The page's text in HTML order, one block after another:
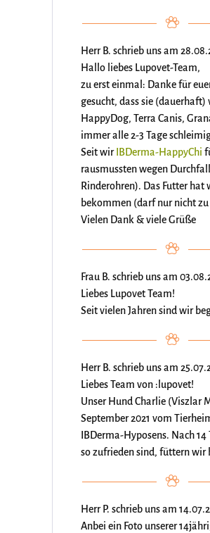
Herr B. schrieb uns am
Hallo liebes Lupovet-Team,
zu erst einmal: Danke für
gesucht, dass sie
HappyDog, Terra Canis,
immer alle 2-3 Tage
Seit wirIBDerma-HappyChi
rausmussten wegen
Rinderohren). Das Futter
bekommen (darf nur nicht
Vielen Dank & viele Grüße
Frau B. schrieb uns am
Liebes Lupovet Team!
Seit vielen Jahren sind wir
Herr B. schrieb uns am
Liebes Team von :lupovet!
Unser Hund Charlie (Viszlar
September 2021 vom
IBDerma-Hyposens. Nach
so zufrieden sind, füttern wir
Herr P. schrieb uns am
Anbei ein Foto unserer